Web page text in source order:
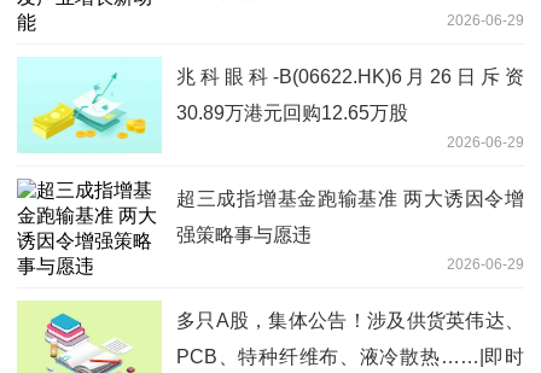
2026-06-29
兆科眼科-B(06622.HK)6月26日斥资
30.89万港元回购12.65万股
2026-06-29
超三成指增基金跑输基准 两大诱因令增
强策略事与愿违
2026-06-29
多只A股，集体公告！涉及供货英伟达、
PCB、特种纤维布、液冷散热……|即时